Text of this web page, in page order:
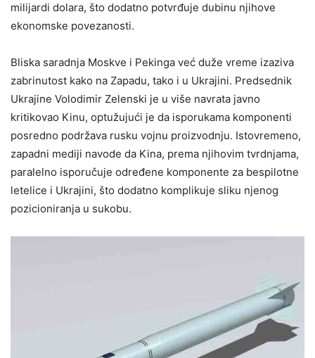
milijardi dolara, što dodatno potvrđuje dubinu njihove
ekonomske povezanosti.
Bliska saradnja Moskve i Pekinga već duže vreme izaziva
zabrinutost kako na Zapadu, tako i u Ukrajini. Predsednik
Ukrajine Volodimir Zelenski je u više navrata javno
kritikovao Kinu, optužujući je da isporukama komponenti
posredno podržava rusku vojnu proizvodnju. Istovremeno,
zapadni mediji navode da Kina, prema njihovim tvrdnjama,
paralelno isporučuje određene komponente za bespilotne
letelice i Ukrajini, što dodatno komplikuje sliku njenog
pozicioniranja u sukobu.